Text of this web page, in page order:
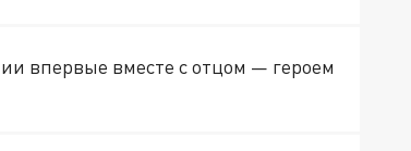
впервые вместе с отцом — героем